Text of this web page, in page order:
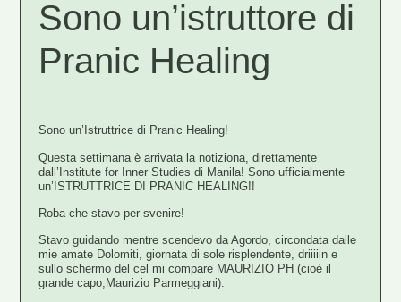
Sono un’istruttore di
Pranic Healing
Sono un’Istruttrice di Pranic Healing!
Questa settimana è arrivata la notiziona, direttamente
dall’Institute for Inner Studies di Manila! Sono ufficialmente
un’ISTRUTTRICE DI PRANIC HEALING!!
Roba che stavo per svenire!
Stavo guidando mentre scendevo da Agordo, circondata dalle
mie amate Dolomiti, giornata di sole risplendente, driiiiin e
sullo schermo del cel mi compare MAURIZIO PH (cioè il
grande capo,Maurizio Parmeggiani).